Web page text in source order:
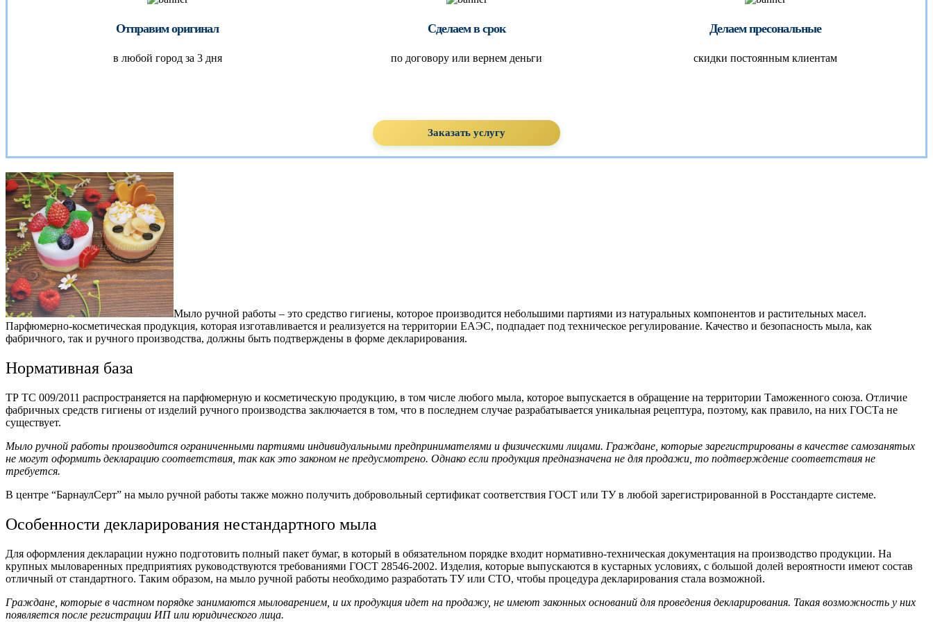
Отправим оригинал
в любой город за 3 дня
Сделаем в срок
по договору или вернем деньги
Делаем пресональные
скидки постоянным клиентам
Заказать услугу
Мыло ручной работы – это средство гигиены, которое производится небольшими партиями из натуральных компонентов и растительных масел.
Парфюмерно-косметическая продукция, которая изготавливается и реализуется на территории ЕАЭС, подпадает под техническое регулирование. Качество и безопасность мыла, как
фабричного, так и ручного производства, должны быть подтверждены в форме декларирования.
Нормативная база
ТР ТС 009/2011 распространяется на парфюмерную и косметическую продукцию, в том числе любого мыла, которое выпускается в обращение на территории Таможенного союза. Отличие
фабричных средств гигиены от изделий ручного производства заключается в том, что в последнем случае разрабатывается уникальная рецептура, поэтому, как правило, на них ГОСТа не
существует.
Мыло ручной работы производится ограниченными партиями индивидуальными предпринимателями и физическими лицами. Граждане, которые зарегистрированы в качестве самозанятых
не могут оформить декларацию соответствия, так как это законом не предусмотрено. Однако если продукция предназначена не для продажи, то подтверждение соответствия не
требуется.
В центре “БарнаулСерт” на мыло ручной работы также можно получить добровольный сертификат соответствия ГОСТ или ТУ в любой зарегистрированной в Росстандарте системе.
Особенности декларирования нестандартного мыла
Для оформления декларации нужно подготовить полный пакет бумаг, в который в обязательном порядке входит нормативно-техническая документация на производство продукции. На
крупных мыловаренных предприятиях руководствуются требованиями ГОСТ 28546-2002. Изделия, которые выпускаются в кустарных условиях, с большой долей вероятности имеют состав
отличный от стандартного. Таким образом, на мыло ручной работы необходимо разработать ТУ или СТО, чтобы процедура декларирования стала возможной.
Граждане, которые в частном порядке занимаются мыловарением, и их продукция идет на продажу, не имеют законных оснований для проведения декларирования. Такая возможность у них
появляется после регистрации ИП или юридического лица.